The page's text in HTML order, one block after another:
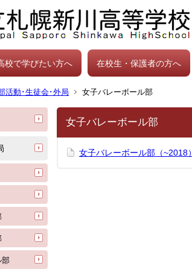
校で学びたい方へ 在校生・保護者の方へ
活動･生徒会･外局 女子バレーボール部
部
女子バレーボール部
女子バレーボール部（~2018）